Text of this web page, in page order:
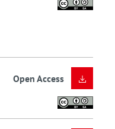
Open Access